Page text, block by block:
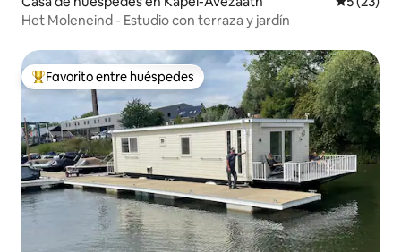
Het Moleneind - Estudio con terraza y jardín
Favorito entre huéspedes preferido
Favorito entre huéspedes